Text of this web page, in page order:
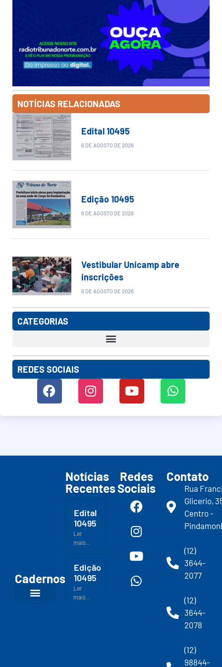
NOTÍCIAS RELACIONADAS
Edital 10495
6 DE AGOSTO DE 2026
Edição 10495
6 DE AGOSTO DE 2026
Vestibular Unicamp abre
inscrições
6 DE AGOSTO DE 2026
CATEGORIAS
REDES SOCIAIS
Cadernos
Notícias
Recentes
Edital
10495
Ler
mais...
Edição
10495
Ler
mais...
Redes
Sociais
Contato
Rua
Glicerio,
Centro -
(12)
3644-
2077
(12)
3644-
2078
(12)
98844-